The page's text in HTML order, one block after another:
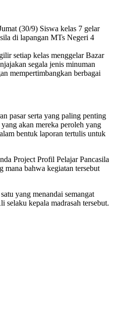
(30/9) Siswa kelas 7 gelar
di lapangan MTs Negeri 4
setiap kelas menggelar Bazar
segala jenis minuman
mempertimbangkan berbagai
pasar serta yang paling penting
akan mereka peroleh yang
bentuk laporan tertulis untuk
Project Profil Pelajar Pancasila
mana bahwa kegiatan tersebut
yang menandai semangat
selaku kepala madrasah tersebut.